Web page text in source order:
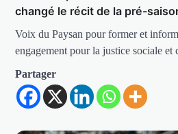
changé le récit de la pré-
Voix du Paysan pour former et
engagement pour la justice sociale
Partager